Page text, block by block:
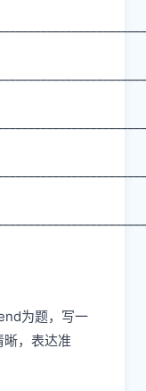
为题，写一
，表达准